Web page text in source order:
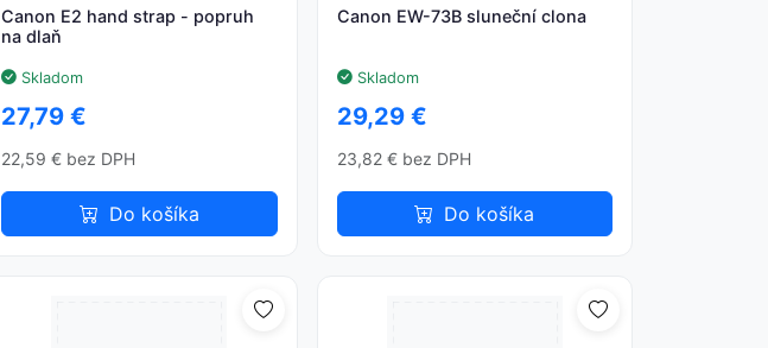
Canon E2 hand strap - popruh
na dlaň
Skladom
27,79 €
22,59 € bez DPH
Do košíka
Canon EW-73B sluneční clona
Skladom
29,29 €
23,82 € bez DPH
Do košíka